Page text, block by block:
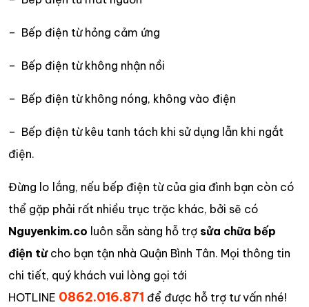
– Bếp điện từ hỏng cảm ứng
– Bếp điện từ không nhận nồi
– Bếp điện từ không nóng, không vào điện
– Bếp điện từ kêu tanh tách khi sử dụng lẫn khi ngắt
điện.
Đừng lo lắng, nếu bếp điện từ của gia đình bạn còn có
thể gặp phải rất nhiều trục trặc khác, bởi sẽ có
Nguyenkim.co luôn sẵn sàng hỗ trợ sửa chữa bếp
điện từcho bạn tận nhà Quận Bình Tân. Mọi thông tin
chi tiết, quý khách vui lòng gọi tới
HOTLINE 0862.016.871 để được hỗ trợ tư vấn nhé!